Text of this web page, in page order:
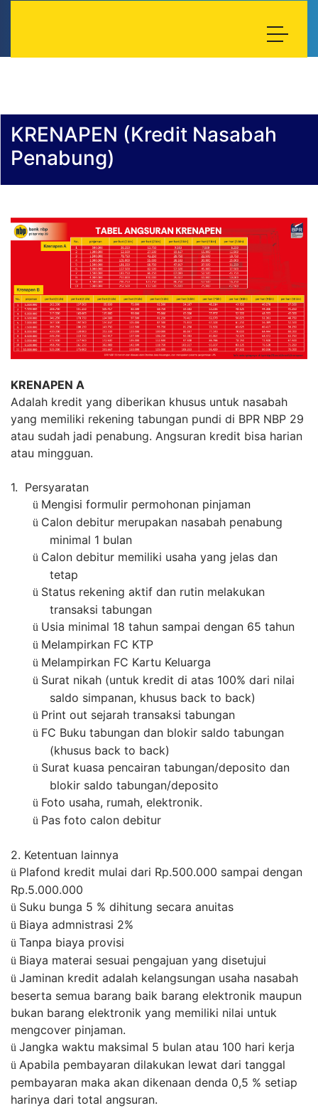
KRENAPEN (Kredit Nasabah
Penabung)
KRENAPEN A
Adalah kredit yang diberikan khusus untuk nasabah
yang memiliki rekening tabungan pundi di BPR NBP 29
atau sudah jadi penabung. Angsuran kredit bisa harian
atau mingguan.
1. Persyaratan
ü Mengisi formulir permohonan pinjaman
ü Calon debitur merupakan nasabah penabung
minimal 1 bulan
ü Calon debitur memiliki usaha yang jelas dan
tetap
ü Status rekening aktif dan rutin melakukan
transaksi tabungan
ü Usia minimal 18 tahun sampai dengan 65 tahun
ü Melampirkan FC KTP
ü Melampirkan FC Kartu Keluarga
ü Surat nikah (untuk kredit di atas 100% dari nilai
saldo simpanan, khusus back to back)
ü Print out sejarah transaksi tabungan
ü FC Buku tabungan dan blokir saldo tabungan
(khusus back to back)
ü Surat kuasa pencairan tabungan/deposito dan
blokir saldo tabungan/deposito
ü Foto usaha, rumah, elektronik.
ü Pas foto calon debitur
2. Ketentuan lainnya
ü Plafond kredit mulai dari Rp.500.000 sampai dengan
Rp.5.000.000
ü Suku bunga 5 % dihitung secara anuitas
ü Biaya admnistrasi 2%
ü Tanpa biaya provisi
ü Biaya materai sesuai pengajuan yang disetujui
ü Jaminan kredit adalah kelangsungan usaha nasabah
beserta semua barang baik barang elektronik maupun
bukan barang elektronik yang memiliki nilai untuk
mengcover pinjaman.
ü Jangka waktu maksimal 5 bulan atau 100 hari kerja
ü Apabila pembayaran dilakukan lewat dari tanggal
pembayaran maka akan dikenaan denda 0,5 % setiap
harinya dari total angsuran.